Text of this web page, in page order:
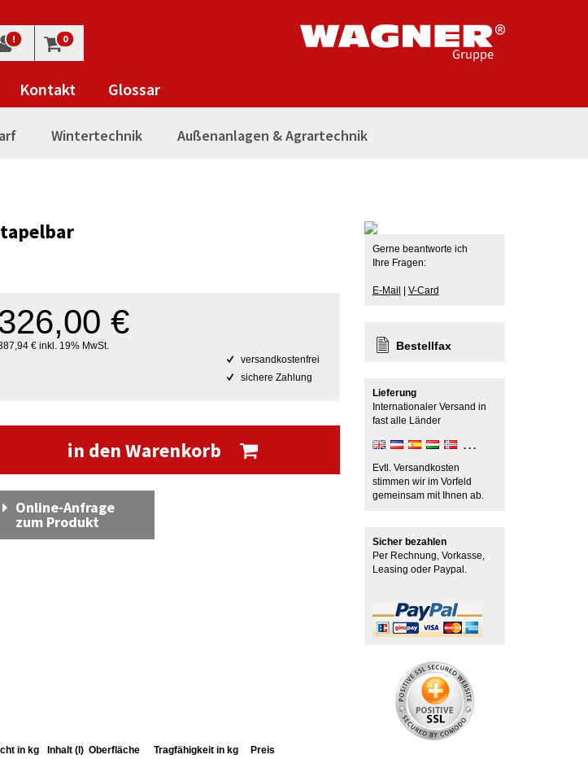
! 0
Kontakt Glossar
Wintertechnik Außenanlagen & Agrartechnik
€
€ inkl. 19% MwSt.
versandkostenfrei
sichere Zahlung
in den Warenkorb
Online-Anfrage
zum Produkt
in kg Inhalt (l) Oberfläche Tragfähigkeit in kg Preis
Gerne beantworte ich
Ihre Fragen:
E-Mail V-Card
Bestellfax
Lieferung
Internationaler Versand in
fast alle Länder
Evtl. Versandkosten
stimmen wir im Vorfeld
gemeinsam mit Ihnen ab.
Sicher bezahlen
Per Rechnung, Vorkasse,
Leasing oder Paypal.